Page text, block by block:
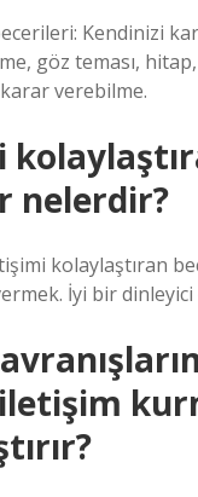
Kendinizi
göz teması,
verebilme.
nelerdir?
kolaylaştıran
İyi bir